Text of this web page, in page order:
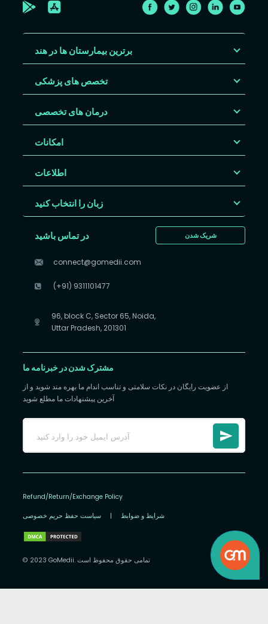
برترین بیمارستان ها در هند
تخصص های پزشکی
درمان های تخصصی
امکانات
اطلاعات
زبان را انتخاب کنید
شریک شدن در تماس باشید
connect@gomedii.com
(+91) 9311101477
96, block C, Sector 65, Noida,
Uttar Pradesh, 201301
مشترک شدن در خبرنامه ما
از عضویت رایگان در نکات سلامتی و تناسب اندام ما بهره مند شوید و از
آخرین پیشنهادات ما مطلع شوید
Refund/Return/Exchange Policy
سیاست حفظ حریم خصوصی | شرایط و ضوابط
© 2023 GoMedii. تمامی حقوق محفوظ است